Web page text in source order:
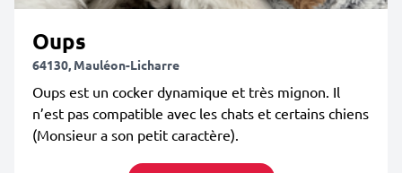
Oups
64130, Mauléon-Licharre
Oups est un cocker dynamique et très mignon. Il
n’est pas compatible avec les chats et certains chiens
(Monsieur a son petit caractère).